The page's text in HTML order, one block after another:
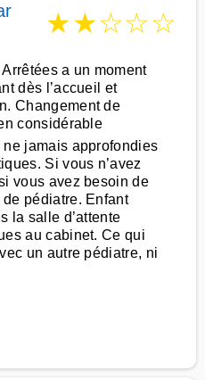
★★☆☆☆
a un moment
dès l’accueil et
Changement de
considérable
jamais approfondies
Si vous n’avez
vous avez besoin de
pédiatre. Enfant
la salle d’attente
au cabinet. Ce qui
un autre pédiatre, ni